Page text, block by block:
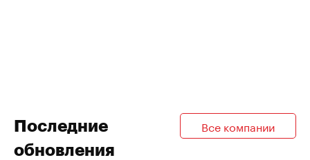
Последние
обновления
Все компании